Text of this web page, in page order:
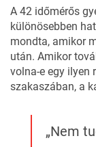
A 42 időmérős
különösebben
mondta, amikor
után. Amikor
volna-e egy ilyen
szakaszában, a
„Nem